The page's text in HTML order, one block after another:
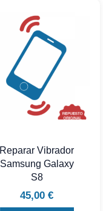
Reparar Vibrador
Samsung Galaxy
S8
45,00 €